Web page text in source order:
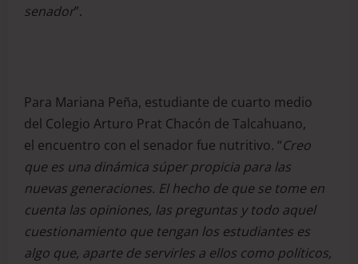
senador”.
Para Mariana Peña, estudiante de cuarto medio
del Colegio Arturo Prat Chacón de Talcahuano,
el encuentro con el senador fue nutritivo. “Creo
que es una dinámica súper propicia para las
nuevas generaciones. El hecho de que se tome en
cuenta las opiniones, las preguntas y todo aquel
cuestionamiento que tengan los estudiantes es
algo que, aparte de servirles a ellos como políticos,